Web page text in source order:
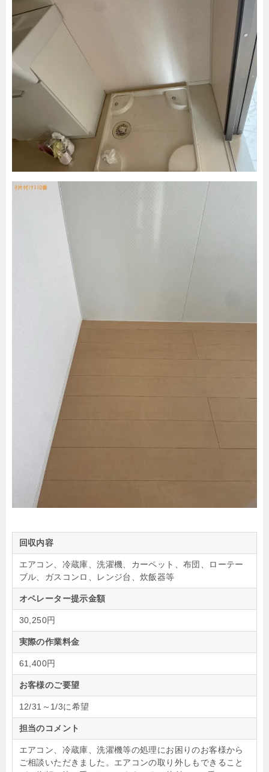
回収内容
エアコン、冷蔵庫、洗濯機、カーペット、布団、ローテー
ブル、ガスコンロ、レンジ台、炊飯器等
オペレーター提示金額
30,250円
実際の作業料金
61,400円
お客様のご要望
12/31～1/3に希望
担当のコメント
エアコン、冷蔵庫、洗濯機等の処理にお困りのお客様から
ご相談いただきました。エアコンの取り外しもできること